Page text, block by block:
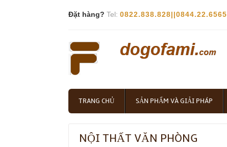
Đặt hàng? Tel:0822.838.828||0844.22.6565
TRANG CHỦ SẢN PHẨM VÀ GIẢI PHÁP
NỘI THẤT VĂN PHÒNG